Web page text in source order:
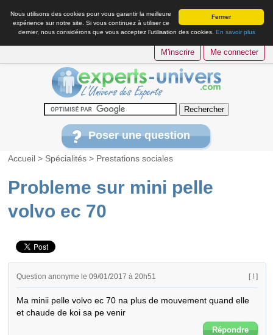
Fermer
Nous utilisons des cookies pour vous garantir la meilleure
expérience sur notre site. Si vous continuez à utiliser ce
dernier, nous considérons que vous acceptez l’utilisation des cookies. En savoir plus
M'inscrire Me connecter
Poser une question
Accueil > Spécialités > Prestations sociales
Probleme sur mini pelle
volvo ec 70
Question anonyme le 09/01/2017 à 20h51 [ ! ]
Ma minii pelle volvo ec 70 na plus de mouvement quand elle
et chaude de koi sa pe venir
Répondre